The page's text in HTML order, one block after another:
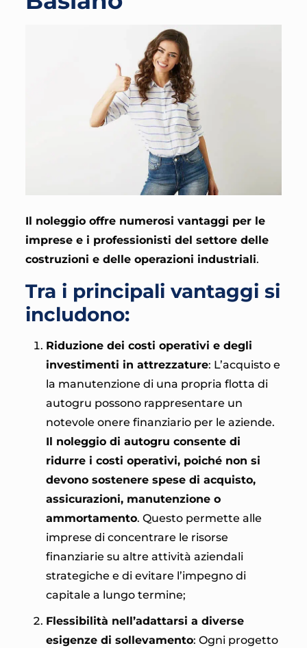
Il noleggio offre numerosi vantaggi per le
imprese e i professionisti del settore delle
costruzioni e delle operazioni industriali.
Tra i principali vantaggi si
includono:
Riduzione dei costi operativi e degli
investimenti in attrezzature: L’acquisto e
la manutenzione di una propria flotta di
autogru possono rappresentare un
notevole onere finanziario per le aziende.
Il noleggio di autogru consente di
ridurre i costi operativi, poiché non si
devono sostenere spese di acquisto,
assicurazioni, manutenzione o
ammortamento. Questo permette alle
imprese di concentrare le risorse
finanziarie su altre attività aziendali
strategiche e di evitare l’impegno di
capitale a lungo termine;
Flessibilità nell’adattarsi a diverse
esigenze di sollevamento: Ogni progetto